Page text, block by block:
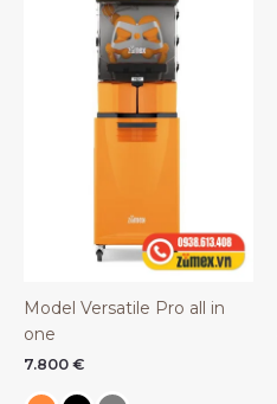
Model Versatile Pro all in
one
7.800 €